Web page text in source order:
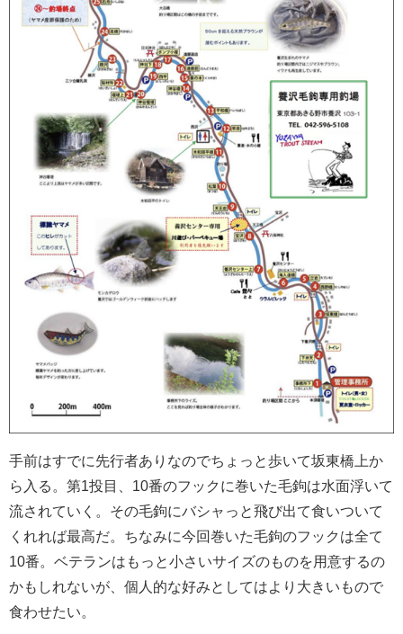
手前はすでに先行者ありなのでちょっと歩いて坂東橋上か
ら入る。第1投目、10番のフックに巻いた毛鉤は水面浮いて
流されていく。その毛鉤にバシャっと飛び出て食いついて
くれれば最高だ。ちなみに今回巻いた毛鉤のフックは全て
10番。ベテランはもっと小さいサイズのものを用意するの
かもしれないが、個人的な好みとしてはより大きいもので
食わせたい。